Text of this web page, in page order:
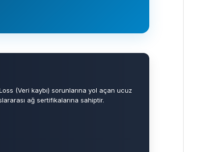
(Veri kaybı) sorunlarına yol açan ucuz
ağ sertifikalarına sahiptir.